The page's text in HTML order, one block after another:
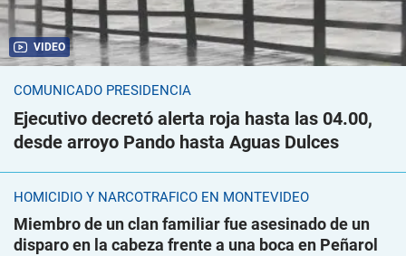
VIDEO
COMUNICADO PRESIDENCIA
Ejecutivo decretó alerta roja hasta las 04.00,
desde arroyo Pando hasta Aguas Dulces
HOMICIDIO Y NARCOTRÁFICO EN MONTEVIDEO
Miembro de un clan familiar fue asesinado de un
disparo en la cabeza frente a una boca en Peñarol